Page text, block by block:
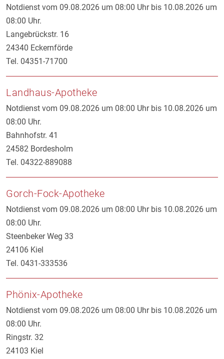
Notdienst vom 09.08.2026 um 08:00 Uhr bis 10.08.2026 um
08:00 Uhr.
Langebrückstr. 16
24340 Eckernförde
Tel. 04351-71700
Landhaus-Apotheke
Notdienst vom 09.08.2026 um 08:00 Uhr bis 10.08.2026 um
08:00 Uhr.
Bahnhofstr. 41
24582 Bordesholm
Tel. 04322-889088
Gorch-Fock-Apotheke
Notdienst vom 09.08.2026 um 08:00 Uhr bis 10.08.2026 um
08:00 Uhr.
Steenbeker Weg 33
24106 Kiel
Tel. 0431-333536
Phönix-Apotheke
Notdienst vom 09.08.2026 um 08:00 Uhr bis 10.08.2026 um
08:00 Uhr.
Ringstr. 32
24103 Kiel